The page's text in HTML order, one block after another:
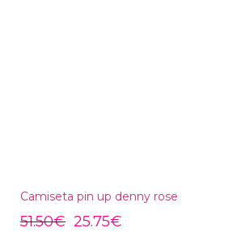
Camiseta pin up denny rose
51.50€ 25.75€